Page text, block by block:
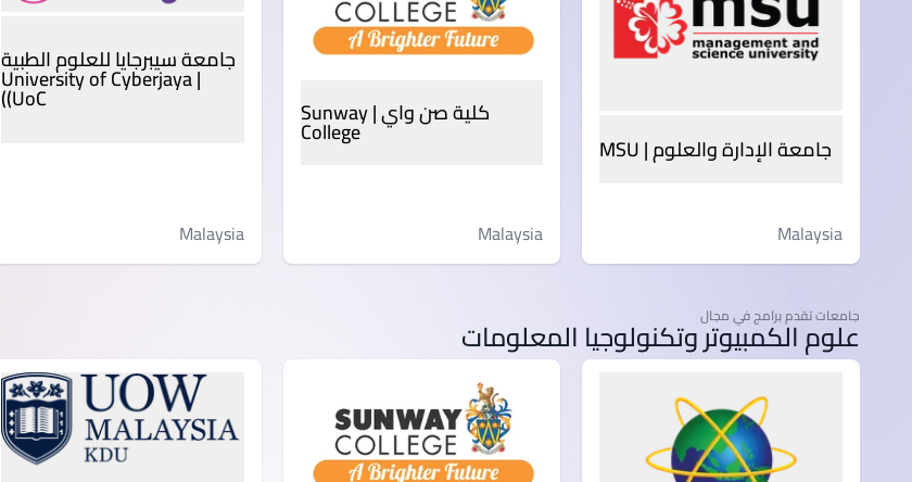
جامعة الإدارة والعلوم | MSU
Malaysia
كلية صن واي | Sunway
College
Malaysia
جامعة سيبرجايا للعلوم الطبية
| University of Cyberjaya
(UoC)
Malaysia
جامعات تقدم برامج في مجال
علوم الكمبيوتر وتكنولوجيا المعلومات